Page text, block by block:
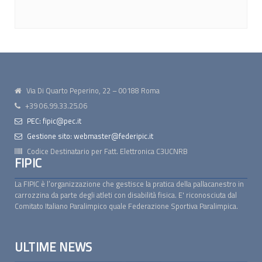
Via Di Quarto Peperino, 22 – 00188 Roma
+39 06.99.33.25.06
PEC: fipic@pec.it
Gestione sito: webmaster@federipic.it
Codice Destinatario per Fatt. Elettronica C3UCNRB
FIPIC
La FIPIC è l’organizzazione che gestisce la pratica della pallacanestro in
carrozzina da parte degli atleti con disabilità fisica. E' riconosciuta dal
Comitato Italiano Paralimpico quale Federazione Sportiva Paralimpica.
ULTIME NEWS